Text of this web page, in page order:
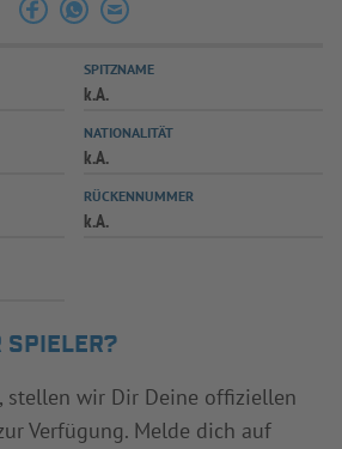
SPIELPLUS
SPITZNAME
k.A.
NATIONALITÄT
k.A.
RÜCKENNUMMER
k.A.
SPIELER?
stellen wir Dir Deine offiziellen
Verfügung. Melde dich auf